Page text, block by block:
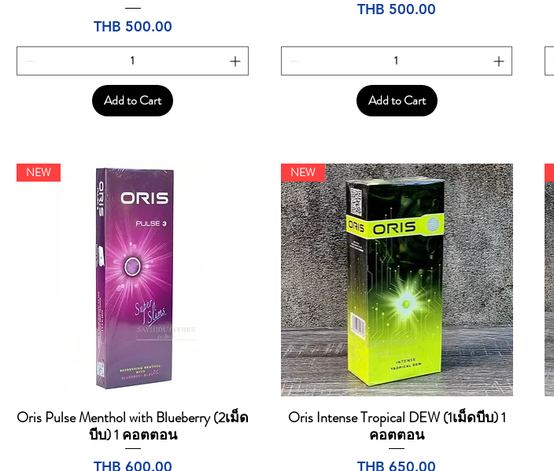
Price
THB 500.00
Add to Cart
Price
THB 500.00
Add to Cart
Quick View
NEW
Oris Pulse Menthol with Blueberry (2เม็ด
บีบ) 1 คอตตอน
Price
THB 600.00
Quick View
NEW
Oris Intense Tropical DEW (1เม็ดบีบ) 1
คอตตอน
Price
THB 650.00